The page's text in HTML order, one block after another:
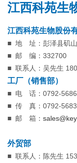
江西科苑生
江西科苑生物股份
■ 地 址：彭泽县矶
■ 邮 编：332700
■ 联系人：吴先生
工厂（销售部）
■ 电 话：0792-
■ 传 真：0792-
■ 邮 箱：
外贸部
■ 联系人：陈先生